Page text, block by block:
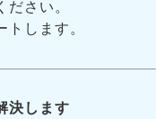
ださい。
します。
決します